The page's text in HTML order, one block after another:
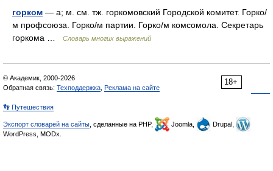
горком — а; м. см. тж. горкомовский Городской комитет. Горко/
м профсоюза. Горко/м партии. Горко/м комсомола. Секретарь
горкома …
Словарь многих выражений
18+
© Академик, 2000-2026
Обратная связь: Техподдержка Реклама на сайте
👣 Путешествия
Экспорт словарей на сайты , сделанные на PHP, Joomla,
Drupal,
WordPress, MODx.